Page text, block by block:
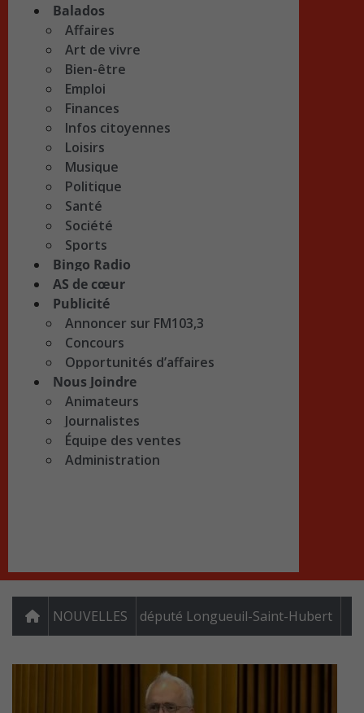
Balados
Affaires
Art de vivre
Bien-être
Emploi
Finances
Infos citoyennes
Loisirs
Musique
Politique
Santé
Société
Sports
Bingo Radio
AS de cœur
Publicité
Annoncer sur FM103,3
Concours
Opportunités d’affaires
Nous Joindre
Animateurs
Journalistes
Équipe des ventes
Administration
NOUVELLES député Longueuil-Saint-Hubert